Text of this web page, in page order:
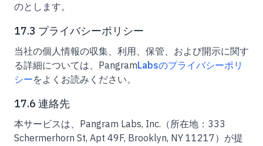
のとします。
17.3 プライバシーポリシー
当社の個人情報の収集、利用、保管、および開示に関す
る詳細については、PangramLabsのプライバシーポリ
シーをよくお読みください。
17.6 連絡先
本サービスは、Pangram Labs, Inc.（所在地：333
Schermerhorn St, Apt 49F, Brooklyn, NY 11217）が提